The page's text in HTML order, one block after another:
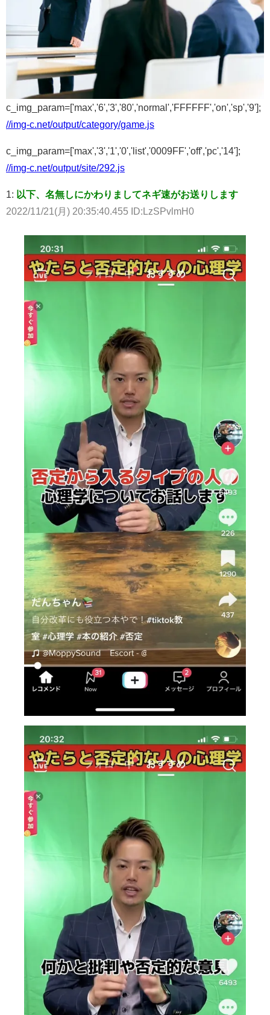
c_img_param=['max','6','3','80','normal','FFFFFF','on','sp','9'];
//img-c.net/output/category/game.js
c_img_param=['max','3','1','0','list','0009FF','off','pc','14'];
//img-c.net/output/site/292.js
1: 以下、名無しにかわりましてネギ速がお送りします
2022/11/21(月) 20:35:40.455 ID:LzSPvlmH0